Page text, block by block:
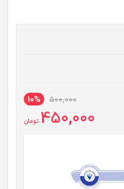
500,000
10%
450,000 تومان